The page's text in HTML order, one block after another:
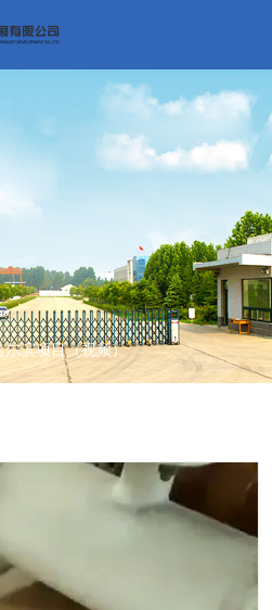
尔滨项目（视频）